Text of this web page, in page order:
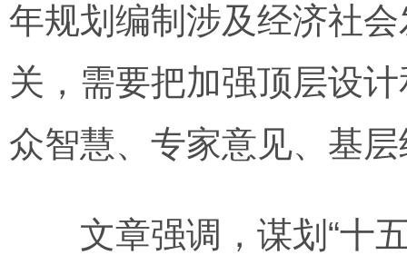
年规划编制涉及经济社
关，需要把加强顶层设
众智慧、专家意见、基
文章强调，谋划“十五